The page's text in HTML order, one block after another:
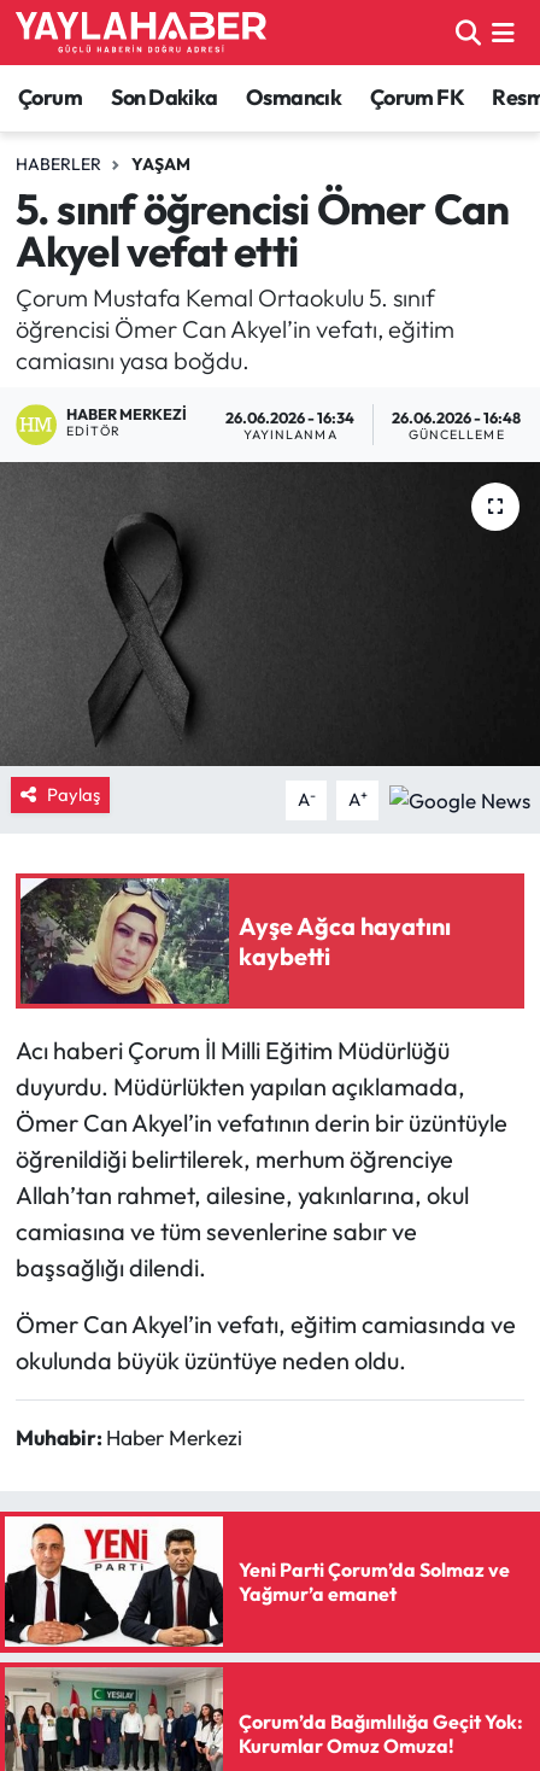
Çorum Son Dakika Osmancık Çorum FK
HABERLER YAŞAM
5. sınıf öğrencisi Ömer Can
Akyel vefat etti
Çorum Mustafa Kemal Ortaokulu 5. sınıf
öğrencisi Ömer Can Akyel’in vefatı, eğitim
camiasını yasa boğdu.
HABER MERKEZI
EDITÖR
26.06.2026 - 16:34
YAYINLANMA
26.06.2026 - 16:48
GÜNCELLEME
Paylaş A- A+
Ayşe Ağca hayatını
kaybetti
Acı haberi Çorum İl Milli Eğitim Müdürlüğü
duyurdu. Müdürlükten yapılan açıklamada,
Ömer Can Akyel’in vefatının derin bir üzüntüyle
öğrenildiği belirtilerek, merhum öğrenciye
Allah’tan rahmet, ailesine, yakınlarına, okul
camiasına ve tüm sevenlerine sabır ve
başsağlığı dilendi.
Ömer Can Akyel’in vefatı, eğitim camiasında ve
okulunda büyük üzüntüye neden oldu.
Muhabir: Haber Merkezi
Yeni Parti Çorum’da Solmaz ve
Yağmur’a emanet
Çorum’da Bağımlılığa Geçit Yok:
Kurumlar Omuz Omuza!
Alaca Haberleri
Bayat Haberleri
Bilgi - Keşfet Haberleri
Bilim ve Teknoloji
Boğazkale Haberleri
Çorum Son Dakika Haberleri
Dodurga Haberleri
Eğitim
Ekonomi
Güncel
İskilip Haberleri
Kimdir?
Kültür Sanat
Laçin Haberleri
Magazin
Mecitözü Haberleri
Oğuzlar Haberleri
Ortaköy Haberleri
Osmancık Haberleri
Resmi İlan
Resmi Reklam
Sağlık
Siyaset
Spor
Sungurlu Haberleri
Çorum Nöbetçi Eczaneler
Çorum Hava Durumu
Çorum Namaz Vakitleri
Çorum Trafik Yoğunluk Haritası
TFF 1.Lig Puan Durumu ve Fikstür
Son Dakika Haberleri
Haber Arşivi